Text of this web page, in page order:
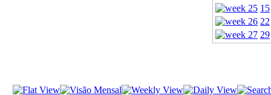
15
22
29